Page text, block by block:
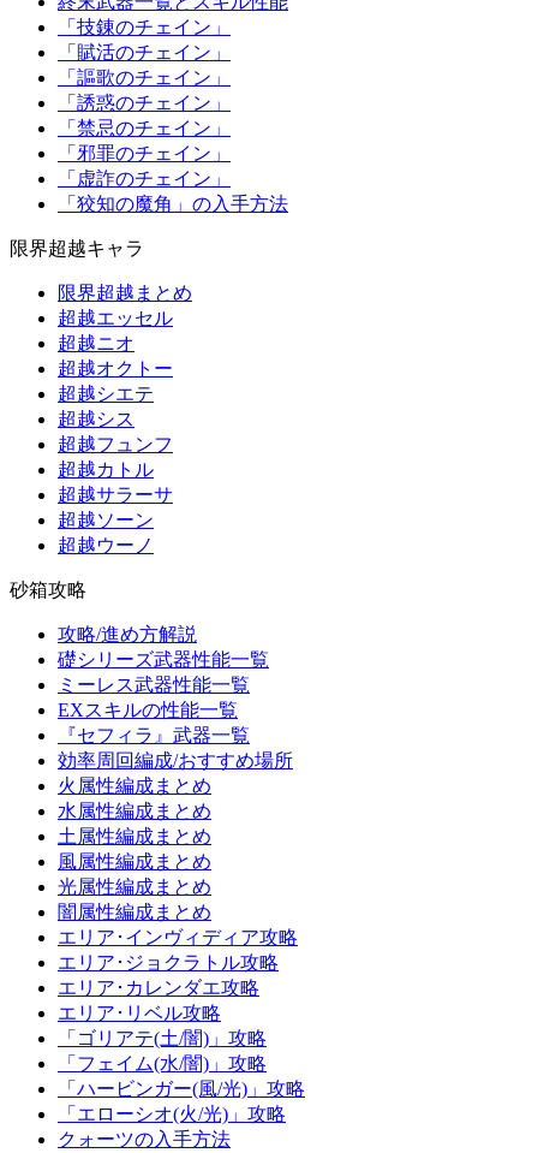
「技錬のチェイン」
「賦活のチェイン」
「謳歌のチェイン」
「誘惑のチェイン」
「禁忌のチェイン」
「邪罪のチェイン」
「虚詐のチェイン」
「狡知の魔角」の入手方法
限界超越キャラ
限界超越まとめ
超越エッセル
超越ニオ
超越オクトー
超越シエテ
超越シス
超越フュンフ
超越カトル
超越サラーサ
超越ソーン
超越ウーノ
砂箱攻略
攻略/進め方解説
礎シリーズ武器性能一覧
ミーレス武器性能一覧
EXスキルの性能一覧
『セフィラ』武器一覧
効率周回編成/おすすめ場所
火属性編成まとめ
水属性編成まとめ
土属性編成まとめ
風属性編成まとめ
光属性編成まとめ
闇属性編成まとめ
エリア･インヴィディア攻略
エリア･ジョクラトル攻略
エリア･カレンダエ攻略
エリア･リベル攻略
「ゴリアテ(土/闇)」攻略
「フェイム(水/闇)」攻略
「ハービンガー(風/光)」攻略
「エローシオ(火/光)」攻略
クォーツの入手方法